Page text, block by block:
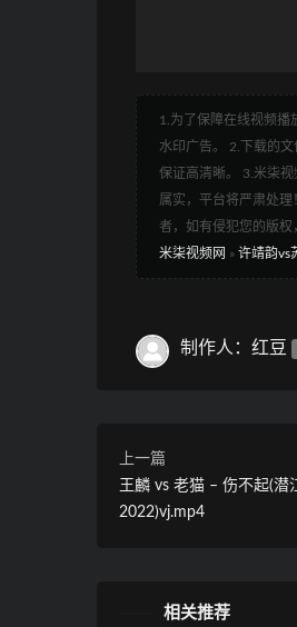
1.为了保障在线视频播
水印广告。 2.下载的
保证高清晰。 3.米柒
属实，平台将严肃处
者，如有侵犯您的版权
米柒视频网 » 许靖韵vs
制作人：红豆
上一篇
王麟 vs 老猫 – 伤不起(潜
2022)vj.mp4
相关推荐